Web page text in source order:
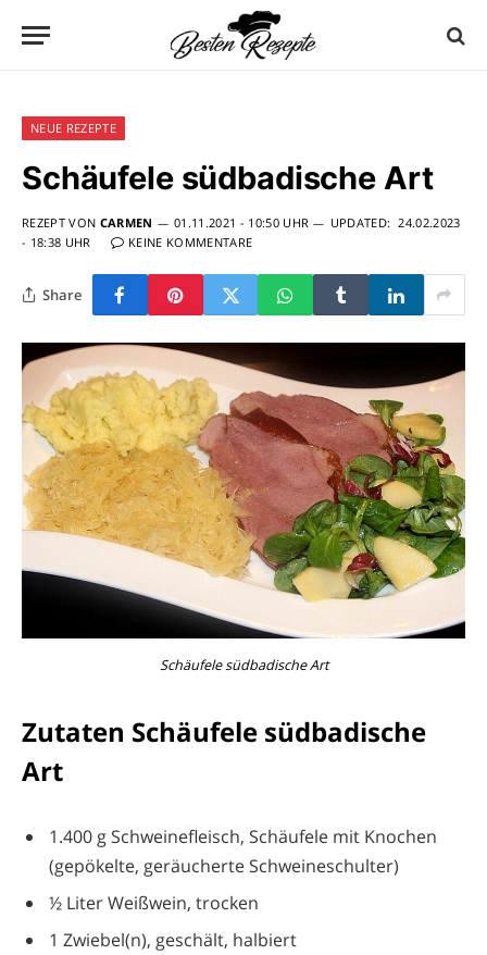
NEUE REZEPTE
Schäufele südbadische Art
REZEPT VON CARMEN 01.11.2021 - 10:50 UHR UPDATED: 24.02.2023
- 18:38 UHR
KEINE KOMMENTARE
Share
Schäufele südbadische Art
Zutaten Schäufele südbadische
Art
1.400 g Schweinefleisch, Schäufele mit Knochen
(gepökelte, geräucherte Schweineschulter)
½ Liter Weißwein, trocken
1 Zwiebel(n), geschält, halbiert